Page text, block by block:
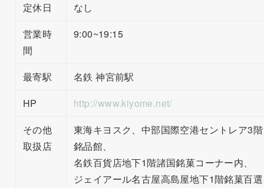
定休日
なし
営業時
間
9:00~19:15
最寄駅
名鉄 神宮前駅
HP
http://www.kiyome.net/
その他
取扱店
東海キヨスク、中部国際空港セントレア3階
銘品館、
名鉄百貨店地下1階諸国銘菓コーナー内、
ジェイアール名古屋高島屋地下1階銘菓百選